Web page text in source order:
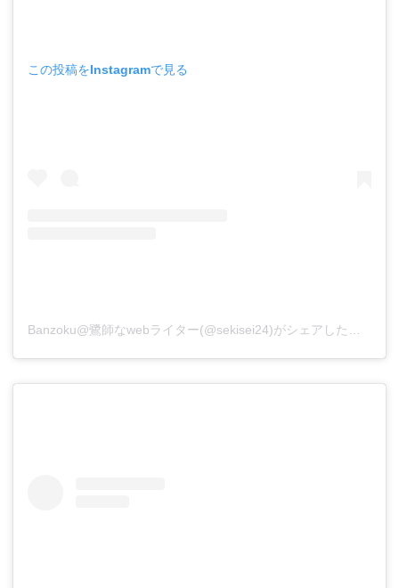
この投稿をInstagramで見る
Banzoku@鷺師なwebライター(@sekisei24)がシェアした投稿